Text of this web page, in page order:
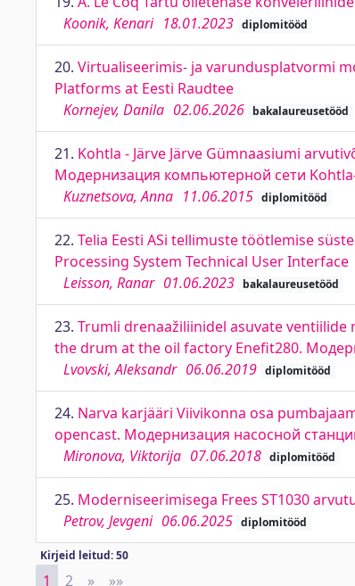
Koonik, Kenari 18.01.2023 diplomitööd
20. Virtualiseerimis- ja varundusplatvormi
Platforms at Eesti Raudtee
Kornejev, Danila 02.06.2026 bakalaureusetööd
21. Kohtla - Järve Järve Gümnaasiumi
Модернизация компьютерной сети
Kuznetsova, Anna 11.06.2015 diplomitööd
22. Telia Eesti ASi tellimuste töötlemise
Processing System Technical User Interface
Leisson, Ranar 01.06.2023 bakalaureusetööd
23. Trumli drenaažiliinidel asuvate
the drum at the oil factory Enefit280.
Lvovski, Aleksandr 06.06.2019 diplomitööd
24. Narva karjääri Viivikonna osa
opencast. Модернизация насосной
Mironova, Viktorija 07.06.2018 diplomitööd
25. Moderniseerimisega Frees ST1030
Petrov, Jevgeni 06.06.2025 diplomitööd
Kirjeid leitud: 50
1 2 » Next
»»